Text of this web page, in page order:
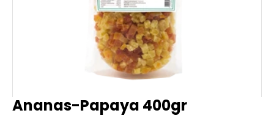
Ananas-Papaya 400gr